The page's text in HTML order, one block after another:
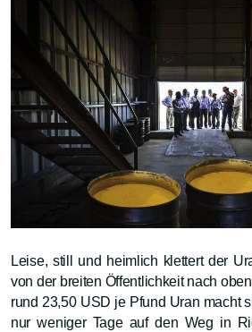
Leise, still und heimlich klettert der
von der breiten Öffentlichkeit nach
rund 23,50 USD je Pfund Uran macht
nur weniger Tage auf den Weg in